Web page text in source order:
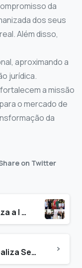
da
dos seus
Além disso,
aproximando a
jurídica.
a missão
o mercado de
da
on Twitter
Faculdade Evolução realiza a I Mostra Científica com os cursos de Psicologia e Enfermagem
Faculdade Evolução realiza Semana da Psicologia 2025